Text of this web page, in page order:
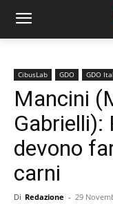
CibusLab GDO GDO
Mancini
Gabrielli):
devono
carni
Di Redazione - 29